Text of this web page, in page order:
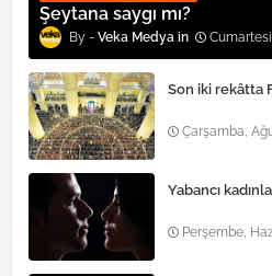
Şeytana saygı mı?
Veka Medya
Son iki rekâtta
Çarşamba,
Yabancı
Perşembe,